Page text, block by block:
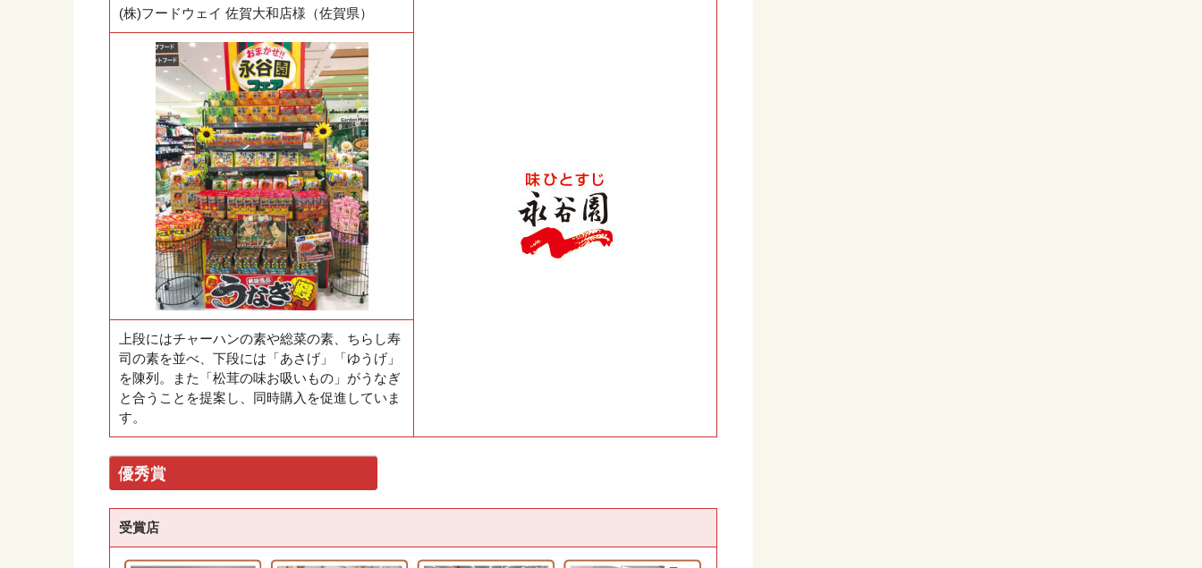
(株)フードウェイ 佐賀大和店様（佐賀県）
上段にはチャーハンの素や総菜の素、ちらし寿
司の素を並べ、下段には「あさげ」「ゆうげ」
を陳列。また「松茸の味お吸いもの」がうなぎ
と合うことを提案し、同時購入を促進していま
す。
優秀賞
受賞店